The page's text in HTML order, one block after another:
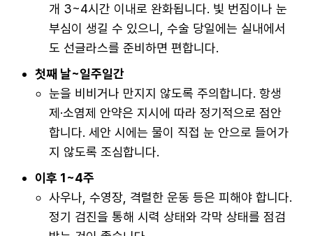
개 3~4시간 이내로 완화됩니다. 빛 번짐이나 눈
부심이 생길 수 있으니, 수술 당일에는 실내에서
도 선글라스를 준비하면 편합니다.
첫째 날~일주일간
눈을 비비거나 만지지 않도록 주의합니다. 항생
제·소염제 안약은 지시에 따라 정기적으로 점안
합니다. 세안 시에는 물이 직접 눈 안으로 들어가
지 않도록 조심합니다.
이후 1~4주
사우나, 수영장, 격렬한 운동 등은 피해야 합니다.
정기 검진을 통해 시력 상태와 각막 상태를 점검